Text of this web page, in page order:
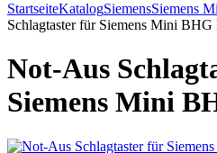
StartseiteKatalogSiemensSiemens
Schlagtaster für Siemens Mini BHG
Not-Aus
Siemens Mini